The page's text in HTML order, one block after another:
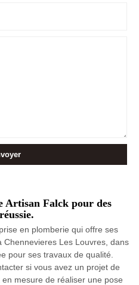
Artisan Falck pour des
en plomberie qui offre ses
Chennevieres Les Louvres, dans
pour ses travaux de qualité.
si vous avez un projet de
mesure de réaliser une pose